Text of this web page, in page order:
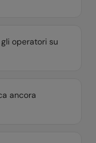
operatori su
ancora